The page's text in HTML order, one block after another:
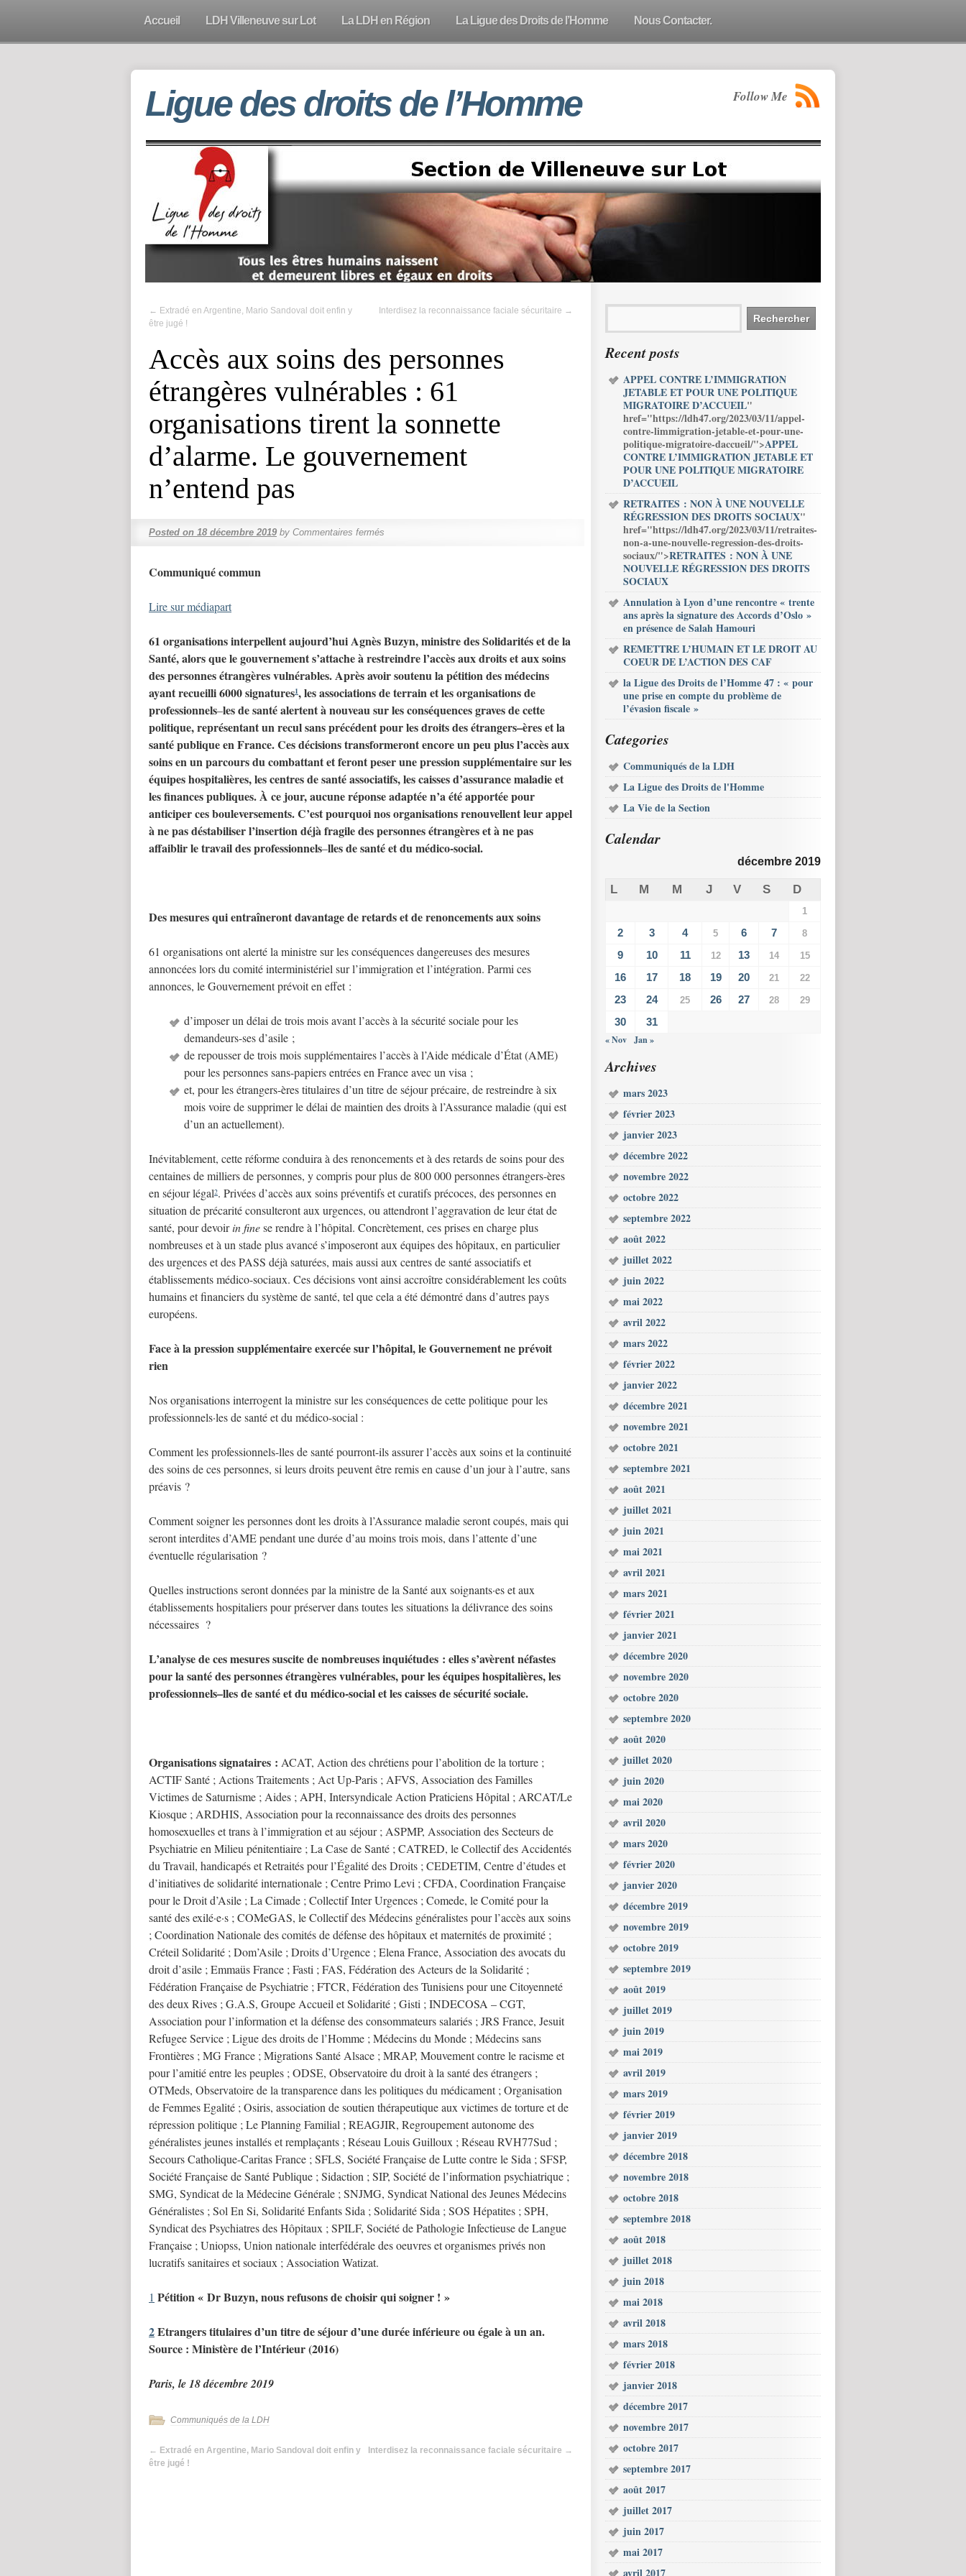
Accueil LDH Villeneuve sur Lot La LDH en Région La Ligue des Droits de l’Homme Nous Contacter.
Ligue des droits de l’Homme Follow Me
← Extradé en Argentine, Mario Sandoval doit enfin y
être jugé !
Interdisez la reconnaissance faciale sécuritaire →
Accès aux soins des personnes
étrangères vulnérables : 61
organisations tirent la sonnette
d’alarme. Le gouvernement
n’entend pas
Posted on 18 décembre 2019 by Commentaires fermés
Communiqué commun
Lire sur médiapart
61 organisations interpellent aujourd’hui Agnès Buzyn, ministre des Solidarités et de la
Santé, alors que le gouvernement s’attache à restreindre l’accès aux droits et aux soins
des personnes étrangères vulnérables. Après avoir soutenu la pétition des médecins
ayant recueilli 6000 signatures1, les associations de terrain et les organisations de
professionnels–les de santéalertent à nouveau sur les conséquences graves de cette
politique, représentant un recul sans précédent pour les droits des étrangers–ères et la
santé publique en France. Ces décisions transformeront encore un peu plus l’accès aux
soins en un parcours du combattant et feront peser une pression supplémentaire sur les
équipes hospitalières, les centres de santé associatifs, les caisses d’assurance maladie et
les finances publiques. À ce jour, aucune réponse adaptée n’aété apportée pour
anticiper ces bouleversements. C’est pourquoi nos organisations renouvellent leur appel
à ne pas déstabiliser l’insertion déjà fragile des personnes étrangères et à ne pas
affaiblir le travail des professionnels–lles de santé et du médico-social.
Des mesures qui entraîneront davantage de retards et de renoncements aux soins
61 organisations ont alerté la ministre sur les conséquences dangereuses des mesures
annoncées lors du comité interministériel sur l’immigration et l’intégration. Parmi ces
annonces, le Gouvernement prévoit en effet :
d’imposer un délai de trois mois avant l’accès à la sécurité sociale pour les
demandeurs-ses d’asile ;
de repousser de trois mois supplémentaires l’accès à l’Aide médicale d’État (AME)
pour les personnes sans-papiers entrées en France avec un visa ;
et, pour les étrangers-ères titulaires d’un titre de séjour précaire, de restreindre à six
mois voire de supprimer le délai de maintien des droits à l’Assurance maladie (qui est
d’un an actuellement).
Inévitablement, cette réforme conduira à des renoncements et à des retards de soins pour des
centaines de milliers de personnes, y compris pour plus de 800 000 personnes étrangers-ères
en séjour légal2. Privées d’accès aux soins préventifs et curatifs précoces, des personnes en
situation de précarité consulteront aux urgences, ou attendront l’aggravation de leur état de
santé, pour devoirin finese rendre à l’hôpital. Concrètement, ces prises en charge plus
nombreuses et à un stade plus avancé s’imposeront aux équipes des hôpitaux, en particulier
des urgences et des PASS déjà saturées, mais aussi aux centres de santé associatifs et
établissements médico-sociaux. Ces décisions vont ainsi accroître considérablement les coûts
humains et financiers du système de santé, tel que cela a été démontré dans d’autres pays
européens.
Face à la pression supplémentaire exercée sur l’hôpital, le Gouvernement ne prévoit
rien
Nos organisations interrogent la ministre sur les conséquences de cette politique pour les
professionnels·les de santé et du médico-social :
Comment les professionnels-lles de santé pourront-ils assurer l’accès aux soins et la continuité
des soins de ces personnes, si leurs droits peuvent être remis en cause d’un jour à l’autre, sans
préavis ?
Comment soigner les personnes dont les droits à l’Assurance maladie seront coupés, mais qui
seront interdites d’AME pendant une durée d’au moins trois mois, dans l’attente d’une
éventuelle régularisation ?
Quelles instructions seront données par la ministre de la Santé aux soignants·es et aux
établissements hospitaliers pour préserver dans toutes les situations la délivrance des soins
nécessaires ?
L’analyse de ces mesures suscite de nombreuses inquiétudes : elles s’avèrent néfastes
pour la santé des personnes étrangères vulnérables, pour les équipes hospitalières, les
professionnels–lles de santé et du médico-social et les caisses de sécuritésociale.
Organisations signataires : ACAT, Action des chrétiens pour l’abolition de la torture ;
ACTIF Santé ; Actions Traitements ; Act Up-Paris ; AFVS, Association des Familles
Victimes de Saturnisme ; Aides ; APH, Intersyndicale Action Praticiens Hôpital ; ARCAT/Le
Kiosque ; ARDHIS, Association pour la reconnaissance des droits des personnes
homosexuelles et trans à l’immigration et au séjour ; ASPMP, Association des Secteurs de
Psychiatrie en Milieu pénitentiaire ; La Case de Santé ; CATRED, le Collectif des Accidentés
du Travail, handicapés et Retraités pour l’Égalité des Droits ; CEDETIM, Centre d’études et
d’initiatives de solidarité internationale ; Centre Primo Levi ; CFDA, Coordination Française
pour le Droit d’Asile ; La Cimade ; Collectif Inter Urgences ; Comede, le Comité pour la
santé des exilé·e·s ; COMeGAS, le Collectif des Médecins généralistes pour l’accès aux soins
; Coordination Nationale des comités de défense des hôpitaux et maternités de proximité ;
Créteil Solidarité ; Dom’Asile ; Droits d’Urgence ; Elena France, Association des avocats du
droit d’asile ; Emmaüs France ; Fasti ; FAS, Fédération des Acteurs de la Solidarité ;
Fédération Française de Psychiatrie ; FTCR, Fédération des Tunisiens pour une Citoyenneté
des deux Rives ; G.A.S, Groupe Accueil et Solidarité ; Gisti ; INDECOSA – CGT,
Association pour l’information et la défense des consommateurs salariés ; JRS France, Jesuit
Refugee Service ; Ligue des droits de l’Homme ; Médecins du Monde ; Médecins sans
Frontières ; MG France ; Migrations Santé Alsace ; MRAP, Mouvement contre le racisme et
pour l’amitié entre les peuples ; ODSE, Observatoire du droit à la santé des étrangers ;
OTMeds, Observatoire de la transparence dans les politiques du médicament ; Organisation
de Femmes Egalité ; Osiris, association de soutien thérapeutique aux victimes de torture et de
répression politique ; Le Planning Familial ; REAGJIR, Regroupement autonome des
généralistes jeunes installés et remplaçants ; Réseau Louis Guilloux ; Réseau RVH77Sud ;
Secours Catholique-Caritas France ; SFLS, Société Française de Lutte contre le Sida ; SFSP,
Société Française de Santé Publique ; Sidaction ; SIP, Société de l’information psychiatrique ;
SMG, Syndicat de la Médecine Générale ; SNJMG, Syndicat National des Jeunes Médecins
Généralistes ; Sol En Si, Solidarité Enfants Sida ; Solidarité Sida ; SOS Hépatites ; SPH,
Syndicat des Psychiatres des Hôpitaux ; SPILF, Société de Pathologie Infectieuse de Langue
Française ; Uniopss, Union nationale interfédérale des oeuvres et organismes privés non
lucratifs sanitaires et sociaux ; Association Watizat.
1 Pétition « Dr Buzyn, nous refusons de choisir qui soigner ! »
2Etrangers titulaires d’un titre de séjour d’une durée inférieure ou égale à un an.
Source : Ministère de l’Intérieur (2016)
Paris, le 18 décembre 2019
Communiqués de la LDH
← Extradé en Argentine, Mario Sandoval doit enfin y
être jugé !
Interdisez la reconnaissance faciale sécuritaire →
Recent posts
APPEL CONTRE L’IMMIGRATION
JETABLE ET POUR UNE POLITIQUE
MIGRATOIRE D’ACCUEIL"
href="https://ldh47.org/2023/03/11/appel-
contre-limmigration-jetable-et-pour-une-
politique-migratoire-daccueil/">APPEL
CONTRE L’IMMIGRATION JETABLE ET
POUR UNE POLITIQUE MIGRATOIRE
D’ACCUEIL
RETRAITES : NON À UNE NOUVELLE
RÉGRESSION DES DROITS SOCIAUX"
href="https://ldh47.org/2023/03/11/retraites-
non-a-une-nouvelle-regression-des-droits-
sociaux/">RETRAITES : NON À UNE
NOUVELLE RÉGRESSION DES DROITS
SOCIAUX
Annulation à Lyon d’une rencontre « trente
ans après la signature des Accords d’Oslo »
en présence de Salah Hamouri
REMETTRE L’HUMAIN ET LE DROIT AU
COEUR DE L’ACTION DES CAF
la Ligue des Droits de l’Homme 47 : « pour
une prise en compte du problème de
l’évasion fiscale »
Categories
Communiqués de la LDH
La Ligue des Droits de l'Homme
La Vie de la Section
Calendar
décembre 2019
L M M J V S D
1
2 3 4 5 6 7 8
9 10 11 12 13 14 15
16 17 18 19 20 21 22
23 24 25 26 27 28 29
30
31
« Nov Jan »
Archives
mars 2023
février 2023
janvier 2023
décembre 2022
novembre 2022
octobre 2022
septembre 2022
août 2022
juillet 2022
juin 2022
mai 2022
avril 2022
mars 2022
février 2022
janvier 2022
décembre 2021
novembre 2021
octobre 2021
septembre 2021
août 2021
juillet 2021
juin 2021
mai 2021
avril 2021
mars 2021
février 2021
janvier 2021
décembre 2020
novembre 2020
octobre 2020
septembre 2020
août 2020
juillet 2020
juin 2020
mai 2020
avril 2020
mars 2020
février 2020
janvier 2020
décembre 2019
novembre 2019
octobre 2019
septembre 2019
août 2019
juillet 2019
juin 2019
mai 2019
avril 2019
mars 2019
février 2019
janvier 2019
décembre 2018
novembre 2018
octobre 2018
septembre 2018
août 2018
juillet 2018
juin 2018
mai 2018
avril 2018
mars 2018
février 2018
janvier 2018
décembre 2017
novembre 2017
octobre 2017
septembre 2017
août 2017
juillet 2017
juin 2017
mai 2017
avril 2017